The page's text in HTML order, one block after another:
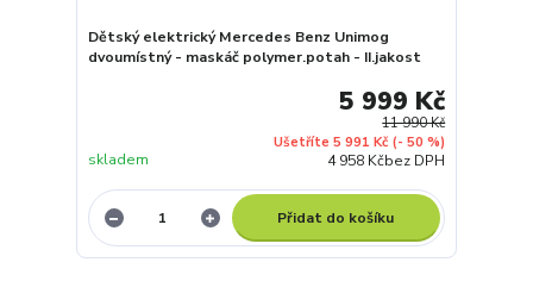
Dětský elektrický Mercedes Benz Unimog
dvoumístný - maskáč polymer.potah - II.jakost
11 990 Kč
Ušetříte 5 991 Kč (- 50 %)
5 999 Kč
4 958 Kčbez DPH
skladem
Přidat do košíku